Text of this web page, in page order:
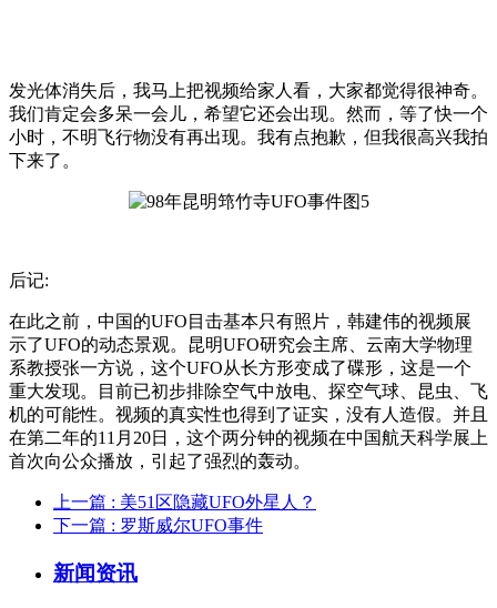
发光体消失后，我马上把视频给家人看，大家都觉得很神奇。
我们肯定会多呆一会儿，希望它还会出现。然而，等了快一个
小时，不明飞行物没有再出现。我有点抱歉，但我很高兴我拍
下来了。
后记:
在此之前，中国的UFO目击基本只有照片，韩建伟的视频展
示了UFO的动态景观。昆明UFO研究会主席、云南大学物理
系教授张一方说，这个UFO从长方形变成了碟形，这是一个
重大发现。目前已初步排除空气中放电、探空气球、昆虫、飞
机的可能性。视频的真实性也得到了证实，没有人造假。并且
在第二年的11月20日，这个两分钟的视频在中国航天科学展上
首次向公众播放，引起了强烈的轰动。
上一篇 : 美51区隐藏UFO外星人？
下一篇 : 罗斯威尔UFO事件
新闻资讯